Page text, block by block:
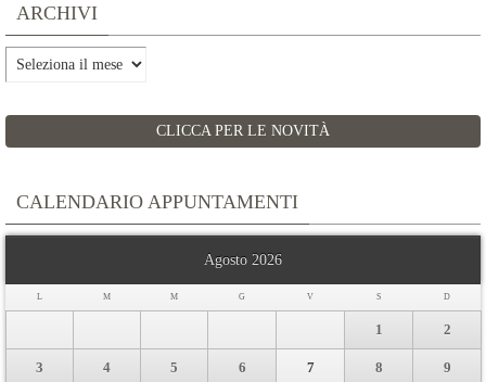
ARCHIVI
Archivi
CLICCA PER LE NOVITÀ
CALENDARIO APPUNTAMENTI
Agosto 2026
L M M G V S D
1 2
3 4 5 6 7 8 9